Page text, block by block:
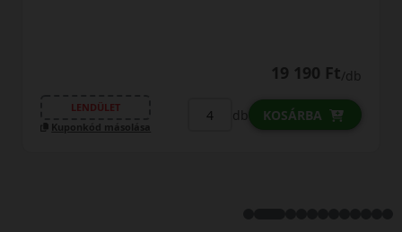
19 190 Ft/db
LENDÜLET
Kuponkód másolása
db KOSÁRBA